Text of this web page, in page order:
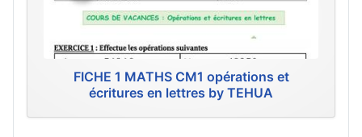
FICHE 1 MATHS CM1 opérations et
écritures en lettres by TEHUA